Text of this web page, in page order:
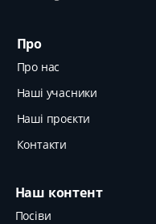
Про
Про нас
Наші учасники
Наші проєкти
Контакти
Наш контент
Посіви